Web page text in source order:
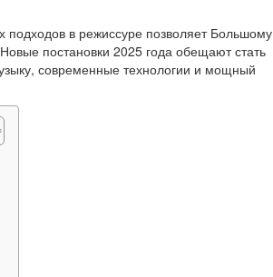
в режиссуре позволяет Большому
постановки 2025 года обещают стать
современные технологии и мощный